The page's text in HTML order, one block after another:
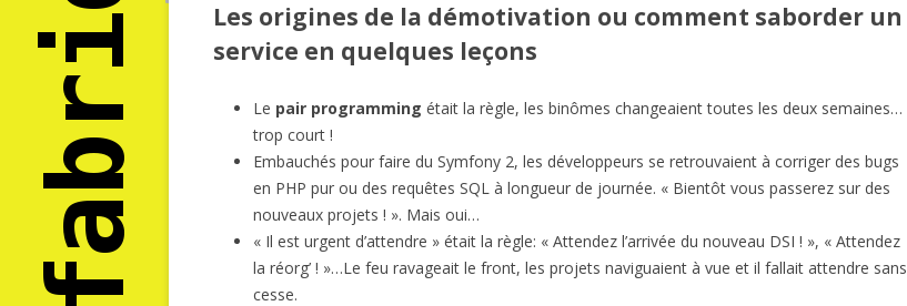
Les origines de la démotivation ou comment saborder un
service en quelques leçons
Le pair programming était la règle, les binômes changeaient toutes les deux semaines…
trop court !
Embauchés pour faire du Symfony 2, les développeurs se retrouvaient à corriger des bugs
en PHP pur ou des requêtes SQL à longueur de journée. « Bientôt vous passerez sur des
nouveaux projets ! ». Mais oui…
« Il est urgent d’attendre » était la règle: « Attendez l’arrivée du nouveau DSI ! », « Attendez
la réorg’ ! »…Le feu ravageait le front, les projets naviguaient à vue et il fallait attendre sans
cesse.